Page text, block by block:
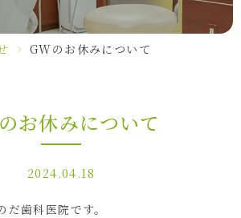
> GWのお休みについて
お休みについて
2024.04.18
歯科医院です。